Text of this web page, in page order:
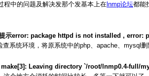
程中的问题及解决发那个发基本上在 lnmp论坛都能
提示error: package httpd is not installed ,
系统环境，将原系统中的php、apache、mysql删
make[3]: Leaving directory `/root/lnmp0.4-full/